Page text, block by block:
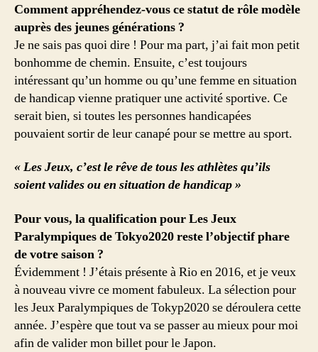
Comment appréhendez-vous ce statut de rôle modèle
auprès des jeunes générations ?
Je ne sais pas quoi dire ! Pour ma part, j’ai fait mon petit
bonhomme de chemin. Ensuite, c’est toujours
intéressant qu’un homme ou qu’une femme en situation
de handicap vienne pratiquer une activité sportive. Ce
serait bien, si toutes les personnes handicapées
pouvaient sortir de leur canapé pour se mettre au sport.
« Les Jeux, c’est le rêve de tous les athlètes qu’ils
soient valides ou en situation de handicap »
Pour vous, la qualification pour Les Jeux
Paralympiques de Tokyo2020 reste l’objectif phare
de votre saison ?
Évidemment ! J’étais présente à Rio en 2016, et je veux
à nouveau vivre ce moment fabuleux. La sélection pour
les Jeux Paralympiques de Tokyp2020 se déroulera cette
année. J’espère que tout va se passer au mieux pour moi
afin de valider mon billet pour le Japon.